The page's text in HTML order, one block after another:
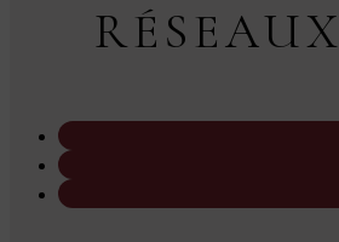
RÉSEAUX